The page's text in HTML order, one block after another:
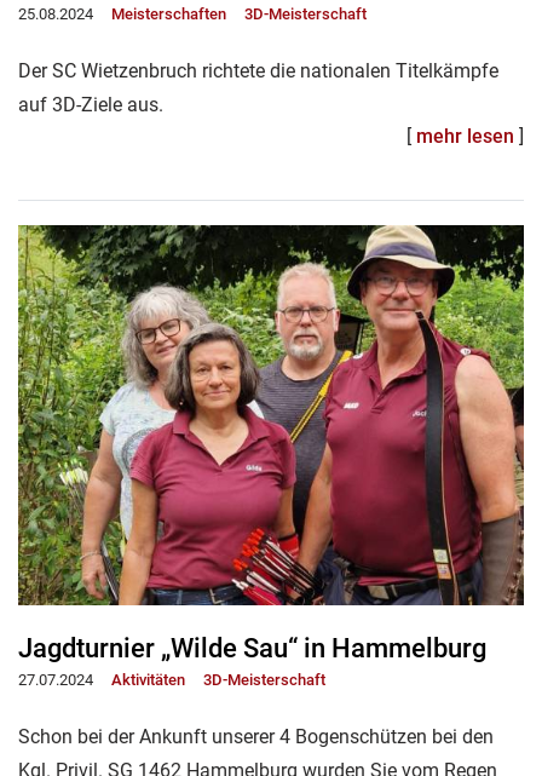
25.08.2024 Meisterschaften 3D-Meisterschaft
Der SC Wietzenbruch richtete die nationalen Titelkämpfe
auf 3D-Ziele aus.
[ mehr lesen ]
Jagdturnier „Wilde Sau“ in Hammelburg
27.07.2024 Aktivitäten 3D-Meisterschaft
Schon bei der Ankunft unserer 4 Bogenschützen bei den
Kgl. Privil. SG 1462 Hammelburg wurden Sie vom Regen